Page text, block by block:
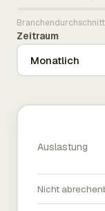
Zeitraum
Auslastung
Nicht